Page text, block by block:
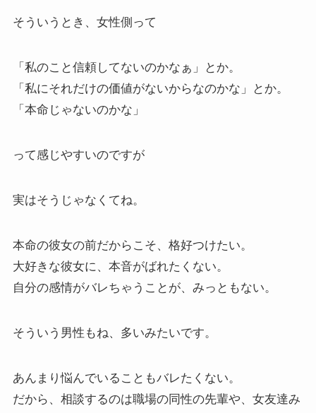
そういうとき、女性側って
「私のこと信頼してないのかなぁ」とか。
「私にそれだけの価値がないからなのかな」とか。
「本命じゃないのかな」
って感じやすいのですが
実はそうじゃなくてね。
本命の彼女の前だからこそ、格好つけたい。
大好きな彼女に、本音がばれたくない。
自分の感情がバレちゃうことが、みっともない。
そういう男性もね、多いみたいです。
あんまり悩んでいることもバレたくない。
だから、相談するのは職場の同性の先輩や、女友達み